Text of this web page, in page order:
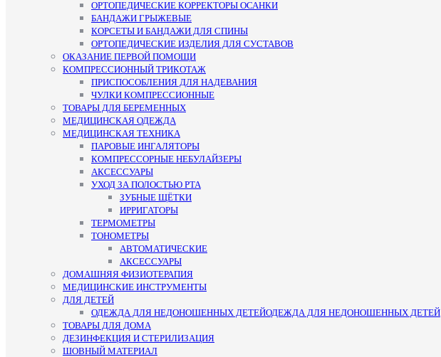
ОРТОПЕДИЧЕСКИЕ КОРРЕКТОРЫ ОСАНКИ
БАНДАЖИ ГРЫЖЕВЫЕ
КОРСЕТЫ И БАНДАЖИ ДЛЯ СПИНЫ
ОРТОПЕДИЧЕСКИЕ ИЗДЕЛИЯ ДЛЯ СУСТАВОВ
ОКАЗАНИЕ ПЕРВОЙ ПОМОЩИ
КОМПРЕССИОННЫЙ ТРИКОТАЖ
ПРИСПОСОБЛЕНИЯ ДЛЯ НАДЕВАНИЯ
ЧУЛКИ КОМПРЕССИОННЫЕ
ТОВАРЫ ДЛЯ БЕРЕМЕННЫХ
МЕДИЦИНСКАЯ ОДЕЖДА
МЕДИЦИНСКАЯ ТЕХНИКА
ПАРОВЫЕ ИНГАЛЯТОРЫ
КОМПРЕССОРНЫЕ НЕБУЛАЙЗЕРЫ
АКСЕССУАРЫ
УХОД ЗА ПОЛОСТЬЮ РТА
ЗУБНЫЕ ЩЁТКИ
ИРРИГАТОРЫ
ТЕРМОМЕТРЫ
ТОНОМЕТРЫ
АВТОМАТИЧЕСКИЕ
АКСЕССУАРЫ
ДОМАШНЯЯ ФИЗИОТЕРАПИЯ
МЕДИЦИНСКИЕ ИНСТРУМЕНТЫ
ДЛЯ ДЕТЕЙ
ОДЕЖДА ДЛЯ НЕДОНОШЕННЫХ ДЕТЕЙОДЕЖДА ДЛЯ НЕДОНОШЕННЫХ ДЕТЕЙ
ТОВАРЫ ДЛЯ ДОМА
ДЕЗИНФЕКЦИЯ И СТЕРИЛИЗАЦИЯ
ШОВНЫЙ МАТЕРИАЛ